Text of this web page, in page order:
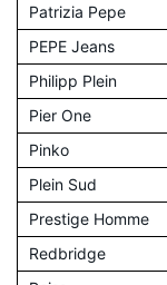
Patrizia Pepe
PEPE Jeans
Philipp Plein
Pier One
Pinko
Plein Sud
Prestige Homme
Redbridge